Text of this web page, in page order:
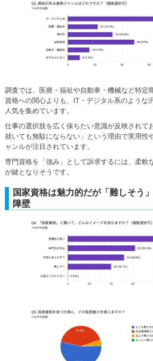
調査では、医療・福祉や自動車・機械など特定
資格への関心よりも、IT・デジタル系のような
人気を集めています。
仕事の選択肢を広く保ちたい意識が反映されて
就いても無駄にならない」という理由で実用性
ャンルが注目されています。
専門資格を「強み」として訴求するには、柔軟
が鍵となりそうです。
国家資格は魅力的だが「難しそう
障壁